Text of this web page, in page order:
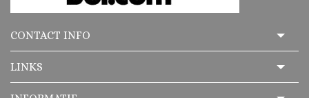
CONTACT INFO
LINKS